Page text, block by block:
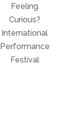
Feeling
Curious?
International
Performance
Festival